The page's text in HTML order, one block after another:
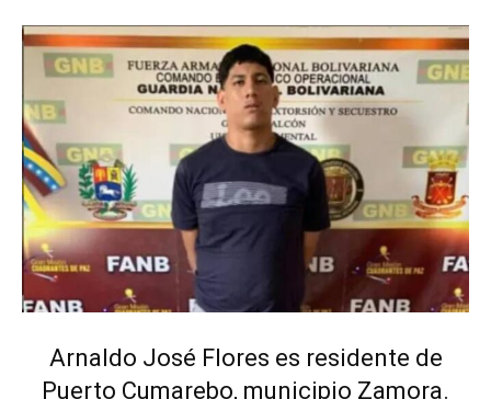
Arnaldo José Flores es residente de
Puerto Cumarebo, municipio Zamora.